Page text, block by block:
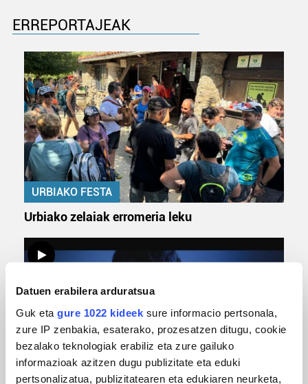
Datuen erabilera arduratsua
Guk eta gure 1022 kideek sure informacio pertsonala,
zure IP zenbakia, esaterako, prozesatzen ditugu, cookie
bezalako teknologiak erabiliz eta zure gailuko
informazioak azitzen dugu publizitate eta eduki
pertsonalizatua, publizitatearen eta edukiaren neurketa,
ERREPORTAJEAK
URBIAKO FESTA
Urbiako zelaiak erromeria leku
MUSIKA